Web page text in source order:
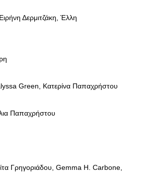
Δερμιτζάκη, Έλλη
Κατερίνα Παπαχρήστου
Γρηγοριάδου, Gemma H. Carbone,